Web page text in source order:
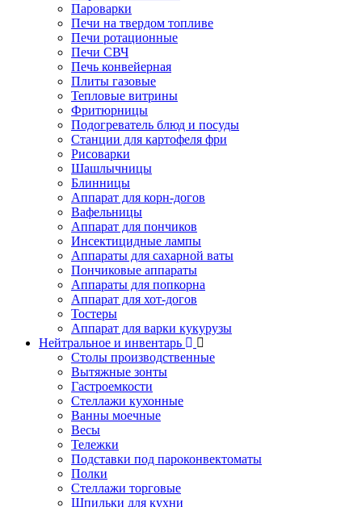
Пароварки
Печи на твердом топливе
Печи ротационные
Печи СВЧ
Печь конвейерная
Плиты газовые
Тепловые витрины
Фритюрницы
Подогреватель блюд и посуды
Станции для картофеля фри
Рисоварки
Шашлычницы
Блинницы
Аппарат для корн-догов
Вафельницы
Аппарат для пончиков
Инсектицидные лампы
Аппараты для сахарной ваты
Пончиковые аппараты
Аппараты для попкорна
Аппарат для хот-догов
Тостеры
Аппарат для варки кукурузы
Нейтральное и инвентарь
Столы производственные
Вытяжные зонты
Гастроемкости
Стеллажи кухонные
Ванны моечные
Весы
Тележки
Подставки под пароконвектоматы
Полки
Стеллажи торговые
Шпильки для кухни